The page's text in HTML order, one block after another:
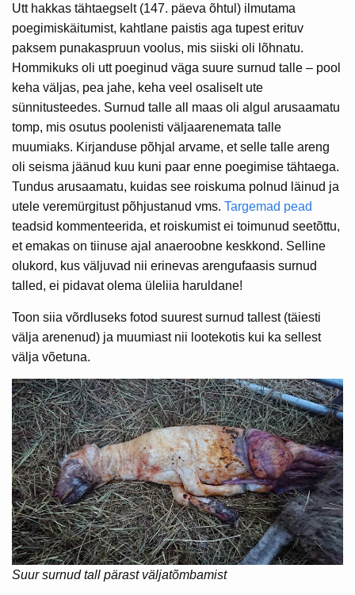
Utt hakkas tähtaegselt (147. päeva õhtul) ilmutama
poegimiskäitumist, kahtlane paistis aga tupest erituv
paksem punakaspruun voolus, mis siiski oli lõhnatu.
Hommikuks oli utt poeginud väga suure surnud talle – pool
keha väljas, pea jahe, keha veel osaliselt ute
sünnitusteedes. Surnud talle all maas oli algul arusaamatu
tomp, mis osutus poolenisti väljaarenemata talle
muumiaks. Kirjanduse põhjal arvame, et selle talle areng
oli seisma jäänud kuu kuni paar enne poegimise tähtaega.
Tundus arusaamatu, kuidas see roiskuma polnud läinud ja
utele veremürgitust põhjustanud vms. Targemad pead
teadsid kommenteerida, et roiskumist ei toimunud seetõttu,
et emakas on tiinuse ajal anaeroobne keskkond. Selline
olukord, kus väljuvad nii erinevas arengufaasis surnud
talled, ei pidavat olema üleliia haruldane!
Toon siia võrdluseks fotod suurest surnud tallest (täiesti
välja arenenud) ja muumiast nii lootekotis kui ka sellest
välja võetuna.
Suur surnud tall pärast väljatõmbamist